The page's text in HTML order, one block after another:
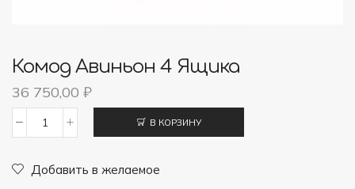
Комод Авиньон 4 Ящика
36 750,00 ₽
Комод
В КОРЗИНУ
Добавить в желаемое